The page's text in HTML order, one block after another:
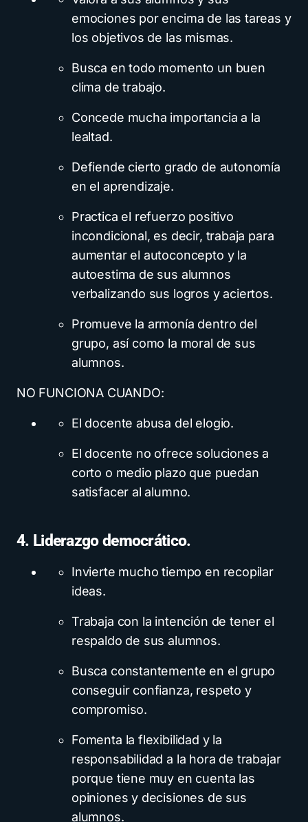
emociones por encima de las tareas y
los objetivos de las mismas.
Busca en todo momento un buen
clima de trabajo.
Concede mucha importancia a la
lealtad.
Defiende cierto grado de autonomía
en el aprendizaje.
Practica el refuerzo positivo
incondicional, es decir, trabaja para
aumentar el autoconcepto y la
autoestima de sus alumnos
verbalizando sus logros y aciertos.
Promueve la armonía dentro del
grupo, así como la moral de sus
alumnos.
NO FUNCIONA CUANDO:
El docente abusa del elogio.
El docente no ofrece soluciones a
corto o medio plazo que puedan
satisfacer al alumno.
4. Liderazgo democrático.
Invierte mucho tiempo en recopilar
ideas.
Trabaja con la intención de tener el
respaldo de sus alumnos.
Busca constantemente en el grupo
conseguir confianza, respeto y
compromiso.
Fomenta la flexibilidad y la
responsabilidad a la hora de trabajar
porque tiene muy en cuenta las
opiniones y decisiones de sus
alumnos.